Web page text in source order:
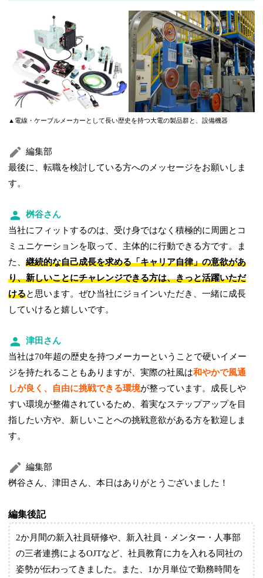
▲電線・ケーブルメーカーとして長い歴史を持つ大電の製品群と、設備機器
編集部
最後に、転職を検討している方へのメッセージをお願いしま
す。
桝谷さん
当社にフィットするのは、受け身ではなく積極的に周囲とコ
ミュニケーションを取って、主体的に行動できる方です。ま
た、継続的な自己成長を求める「キャリア自律」の意欲があ
り、新しいことにチャレンジできる方は、きっと活躍いただ
けると思います。ぜひ当社にジョインいただき、一緒に成長
していけると嬉しいです。
津田さん
当社は70年超の歴史を持つメーカーということで硬いイメー
ジを持たれることもありますが、実際の社風は和やかで風通
しが良く、自由に挑戦できる環境が整っています。成長しや
すい環境が整備されているため、着実なステップアップを目
指したい方や、新しいことへの挑戦意欲がある方を歓迎しま
す。
編集部
桝谷さん、津田さん、本日はありがとうございました！
編集後記
2か月間の新入社員研修や、新入社員・メンター・人事部
の三者連携によるOJTなど、社員教育に力を入れる同社の
姿勢が伝わってきました。また、1か月単位で勤務時間を